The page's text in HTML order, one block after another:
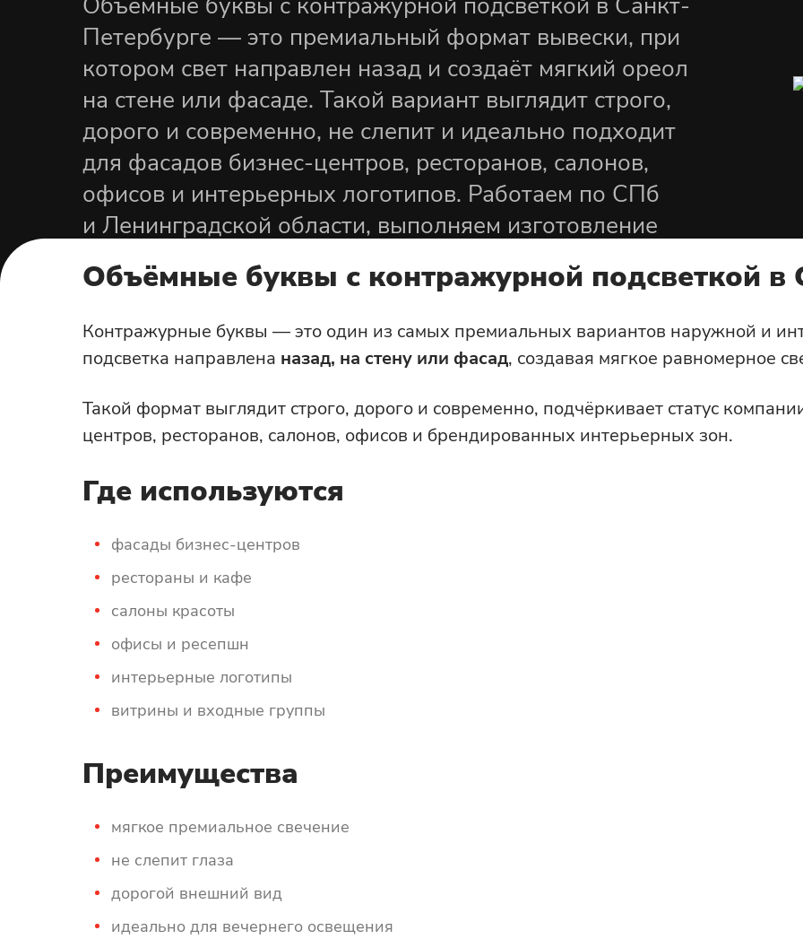
Вывески из металла
Панели-кронштейн
Световые консоли
Для улицы
По назначению
Для магазина
Для кафе
Для салона красоты
Для клиники
Для банков
Светодиодные уличные
экран
Для клиники
Для банков
Петербурге — это премиальный формат вывески, при
котором свет направлен назад и создаёт мягкий ореол
на стене или фасаде. Такой вариант выглядит строго,
дорого и современно, не слепит и идеально подходит
для фасадов бизнес-центров, ресторанов, салонов,
офисов и интерьерных логотипов. Работаем по СПб
и Ленинградской области, выполняем изготовление
и монтаж под ключ.
Объёмные буквы с контражурной подсветкой в
Контражурные буквы — это один из самых премиальных вариантов наружной и
подсветка направлена назад, на стену или фасад, создавая мягкое равномерное
Такой формат выглядит строго, дорого и современно, подчёркивает статус
центров, ресторанов, салонов, офисов и брендированных интерьерных зон.
Где используются
фасады бизнес-центров
рестораны и кафе
салоны красоты
офисы и ресепшн
интерьерные логотипы
витрины и входные группы
Преимущества
мягкое премиальное свечение
не слепит глаза
дорогой внешний вид
идеально для вечернего освещения